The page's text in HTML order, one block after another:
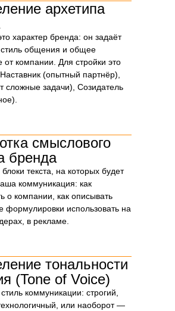
архетипа
характер бренда: он задаёт
общения и общее
от компании. Для стройки это
(опытный партнёр),
сложные задачи), Созидатель
смыслового
бренда
текста, на которых будет
коммуникация: как
о компании, как описывать
формулировки использовать на
в рекламе.
тональности
(Tone of Voice)
коммуникации: строгий,
или наоборот —
мы проходим через
шаг — это вклад в
держаться весь бренд.
бренд-
строительной